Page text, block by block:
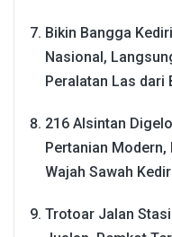
Bikin Bangga
Nasional,
Peralatan Las dari
216 Alsintan
Pertanian Modern,
Wajah Sawah
Trotoar Jalan